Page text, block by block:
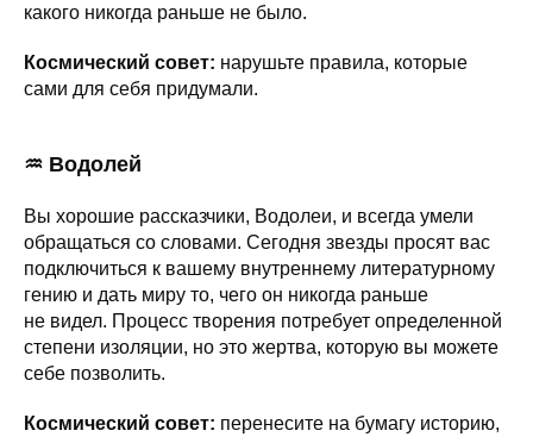
какого никогда раньше не было.
Космический совет: нарушьте правила, которые
сами для себя придумали.
♒ Водолей
Вы хорошие рассказчики, Водолеи, и всегда умели
обращаться со словами. Сегодня звезды просят вас
подключиться к вашему внутреннему литературному
гению и дать миру то, чего он никогда раньше
не видел. Процесс творения потребует определенной
степени изоляции, но это жертва, которую вы можете
себе позволить.
Космический совет: перенесите на бумагу историю,